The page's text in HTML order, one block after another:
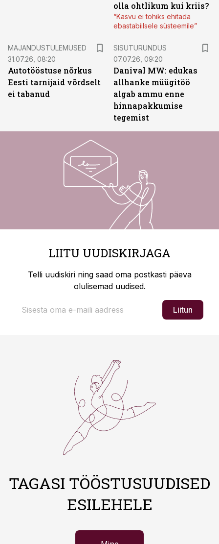
olla ohtlikum kui kriis?
“Kasvu ei tohiks ehitada
ebastabiilsele süsteemile”
MAJANDUSTULEMUSED
31.07.26, 08:20
Autotööstuse nõrkus
Eesti tarnijaid võrdselt
ei tabanud
SISUTURUNDUS
07.07.26, 09:20
Danival MW: edukas
allhanke müügitöö
algab ammu enne
hinnapakkumise
tegemist
LIITU UUDISKIRJAGA
Telli uudiskiri ning saad oma postkasti päeva
olulisemad uudised.
Liitun
TAGASI TÖÖSTUSUUDISED
ESILEHELE